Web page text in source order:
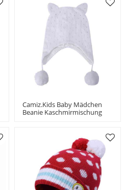
Camiz.kids Baby Mädchen
Beanie Kaschmirmischung